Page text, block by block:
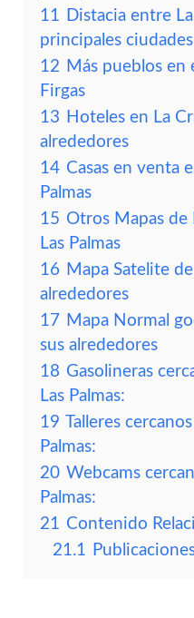
11 Distacia entre
principales
12 Más pueblos
Firgas
13 Hoteles en La
alrededores
14 Casas en venta
Palmas
15 Otros Mapas de
Las Palmas
16 Mapa Satelite
alrededores
17 Mapa Normal
sus alrededores
18 Gasolineras
Las Palmas:
19 Talleres
Palmas:
20 Webcams
Palmas:
21 Contenido
21.1